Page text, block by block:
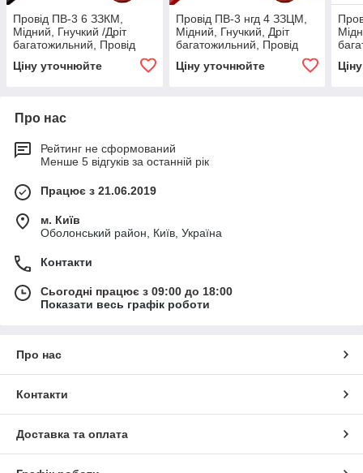
Провід ПВ-3 6 ЗЗКМ,
Мідний, Гнучкий /Дріт
багатожильний, Провід
одножильний
Ціну уточнюйте
Провід ПВ-3 нгд 4 ЗЗЦМ,
Мідний, Гнучкий, Дріт
багатожильний, Провід
одножильний
Ціну уточнюйте
Про нас
Рейтинг не сформований
Менше 5 відгуків за останній рік
Працює з 21.06.2019
м. Київ
Оболонський район, Київ, Україна
Контакти
Сьогодні працює з 09:00 до 18:00
Показати весь графік роботи
Про нас
Контакти
Доставка та оплата